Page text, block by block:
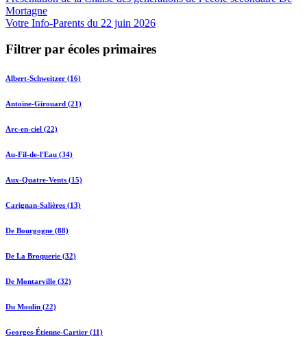
Mortagne
Votre Info-Parents du 22 juin 2026
Filtrer par écoles primaires
Albert-Schweitzer (16)
Antoine-Girouard (21)
Arc-en-ciel (22)
Au-Fil-de-l'Eau (34)
Aux-Quatre-Vents (15)
Carignan-Salières (13)
De Bourgogne (88)
De La Broquerie (32)
De Montarville (32)
Du Moulin (22)
Georges-Étienne-Cartier (11)